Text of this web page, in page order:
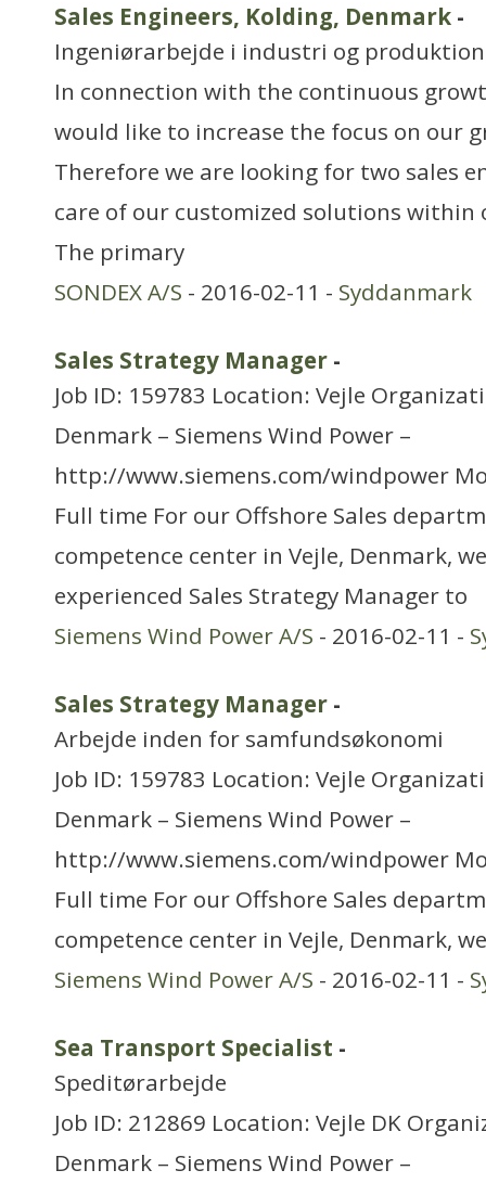
Sales Engineers, Kolding, Denmark -
Ingeniørarbejde i industri og produktion
In connection with the continuous
would like to increase the focus on our
Therefore we are looking for two sales
care of our customized solutions within
The primary
SONDEX A/S - 2016-02-11 - Syddanmark
Sales Strategy Manager -
Job ID: 159783 Location: Vejle
Denmark – Siemens Wind Power –
http://www.siemens.com/windpower
Full time For our Offshore Sales
competence center in Vejle, Denmark,
experienced Sales Strategy Manager to
Siemens Wind Power A/S - 2016-02-11 -
Sales Strategy Manager -
Arbejde inden for samfundsøkonomi
Job ID: 159783 Location: Vejle
Denmark – Siemens Wind Power –
http://www.siemens.com/windpower
Full time For our Offshore Sales
competence center in Vejle, Denmark,
Siemens Wind Power A/S - 2016-02-11 -
Sea Transport Specialist -
Speditørarbejde
Job ID: 212869 Location: Vejle DK
Denmark – Siemens Wind Power –